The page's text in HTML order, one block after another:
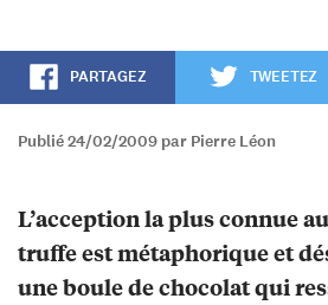
PARTAGEZ TWEETEZ
Publié 24/02/2009 par Pierre Léon
L’acception la plus connue
truffe est métaphorique et
une boule de chocolat qui